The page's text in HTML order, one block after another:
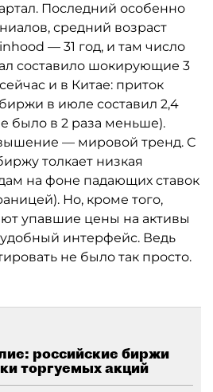
Последний особенно
средний возраст
— 31 год, и там число
составило шокирующие 3
и в Китае: приток
в июле составил 2,4
было в 2 раза меньше).
— мировой тренд. С
толкает низкая
на фоне падающих ставок
Но, кроме того,
упавшие цены на активы
интерфейс. Ведь
не было так просто.
российские биржи
торгуемых акций